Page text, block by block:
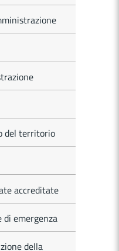
del territorio
accreditate
emergenza
della